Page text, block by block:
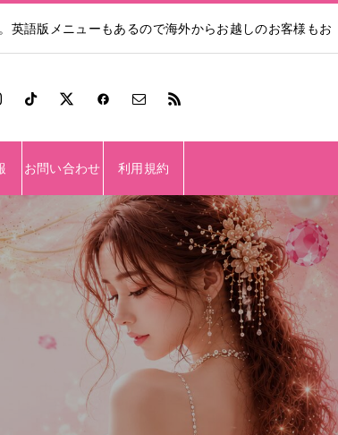
英語版メニューもあるので海外からお越しのお客様もお
お問い合わせ 利用規約